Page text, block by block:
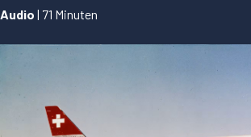
Audio | 71 Minuten
...